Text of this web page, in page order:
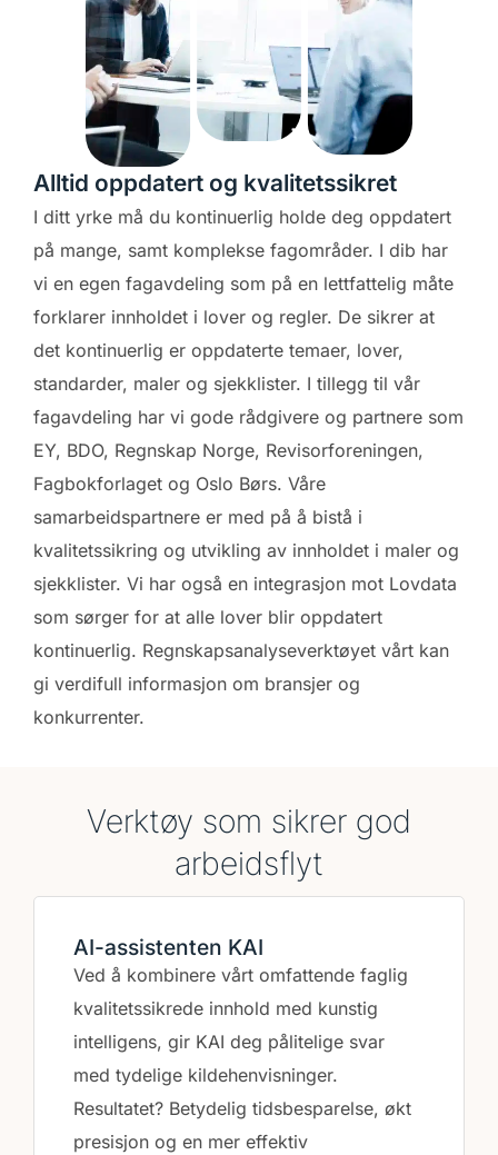
Alltid oppdatert og kvalitetssikret
I ditt yrke må du kontinuerlig holde deg oppdatert
på mange, samt komplekse fagområder. I dib har
vi en egen fagavdeling som på en lettfattelig måte
forklarer innholdet i lover og regler. De sikrer at
det kontinuerlig er oppdaterte temaer, lover,
standarder, maler og sjekklister. I tillegg til vår
fagavdeling har vi gode rådgivere og partnere som
EY, BDO, Regnskap Norge, Revisorforeningen,
Fagbokforlaget og Oslo Børs. Våre
samarbeidspartnere er med på å bistå i
kvalitetssikring og utvikling av innholdet i maler og
sjekklister. Vi har også en integrasjon mot Lovdata
som sørger for at alle lover blir oppdatert
kontinuerlig. Regnskapsanalyseverktøyet vårt kan
gi verdifull informasjon om bransjer og
konkurrenter.
Verktøy som sikrer god
arbeidsflyt​
AI-assistenten KAI
Ved å kombinere vårt omfattende faglig
kvalitetssikrede innhold med kunstig
intelligens, gir KAI deg pålitelige svar
med tydelige kildehenvisninger.
Resultatet? Betydelig tidsbesparelse, økt
presisjon og en mer effektiv